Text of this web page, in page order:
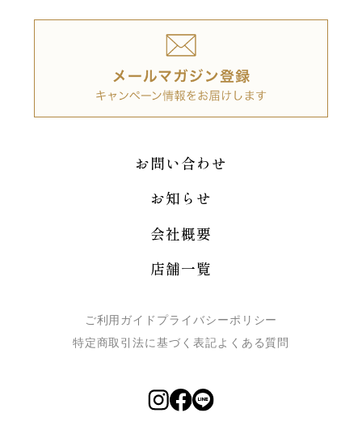
お問い合わせ
お知らせ
会社概要
店舗一覧
ご利用ガイド プライバシーポリシー
特定商取引法に基づく表記よくある質問